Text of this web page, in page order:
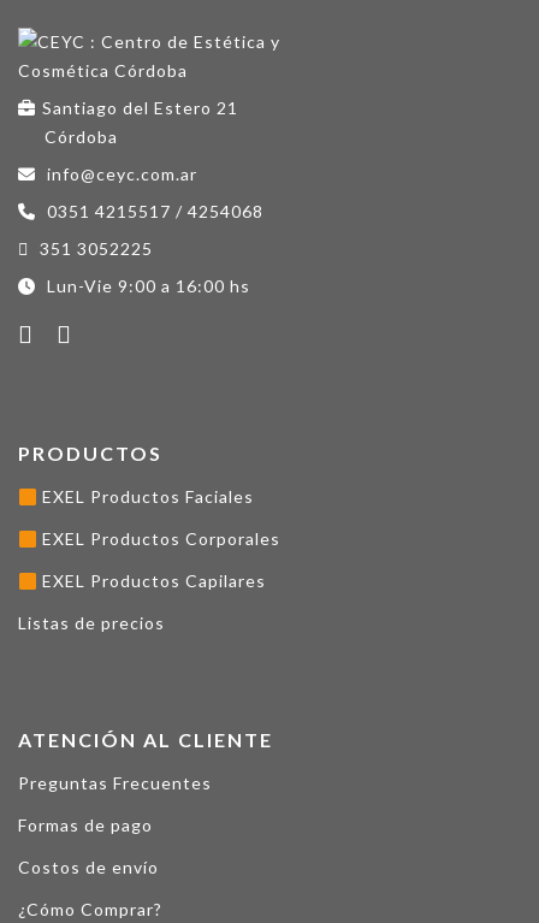
Santiago del Estero 21
Córdoba
info@ceyc.com.ar
0351 4215517 / 4254068
351 3052225
Lun-Vie 9:00 a 16:00 hs
PRODUCTOS
EXEL Productos Faciales
EXEL Productos Corporales
EXEL Productos Capilares
Listas de precios
ATENCIÓN AL CLIENTE
Preguntas Frecuentes
Formas de pago
Costos de envío
¿Cómo Comprar?